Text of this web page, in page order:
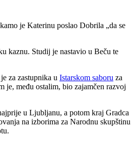
je Katerinu poslao Dobrila „da se
kaznu. Studij je nastavio u Beču te
za zastupnika u Istarskom saboru za
je, među ostalim, bio zajamčen razvoj
u Ljubljanu, a potom kraj Gradca
na izborima za Narodnu skupštinu